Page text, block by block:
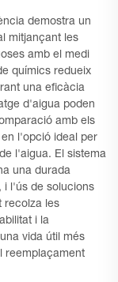
demostra un
mitjançant les
amb el medi
químics redueix
una eficàcia
d'aigua poden
amb els
l'opció ideal per
l'aigua. El sistema
una durada
i l'ús de solucions
recolza les
i la
vida útil més
reemplaçament